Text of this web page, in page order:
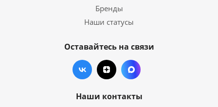
Бренды
Наши статусы
Оставайтесь на связи
Наши контакты